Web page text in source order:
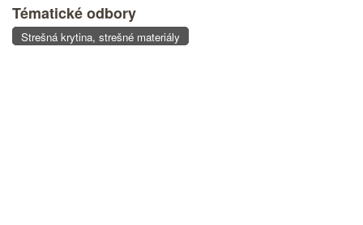
Tématické odbory
Strešná krytina, strešné materiály